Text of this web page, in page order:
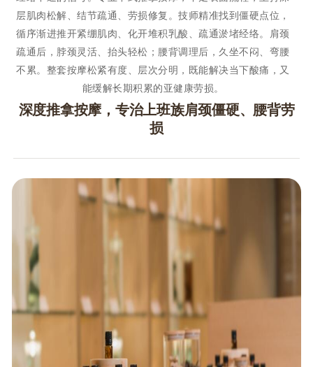
层肌肉松解、结节疏通、劳损修复。技师精准找到僵硬点位，
循序渐进推开紧绷肌肉、化开堆积乳酸、疏通淤堵经络。肩颈
疏通后，脖颈灵活、抬头轻松；腰背调理后，久坐不闷、弯腰
不累。整套按摩松紧有度、层次分明，既能解决当下酸痛，又
能缓解长期积累的亚健康劳损。
深度推拿按摩，专治上班族肩颈僵硬、腰背劳
损